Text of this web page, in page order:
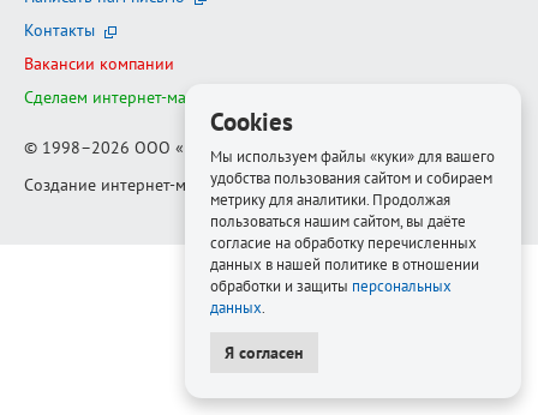
Контакты
Вакансии компании
Сделаем интернет-магазин ещё лучше
© 1998–2026 ООО «Белфорт-РМ»
Создание интернет-магазина—Медиапродукт
Cookies
Мы используем файлы «куки» для вашего
удобства пользования сайтом и собираем
метрику для аналитики. Продолжая
пользоваться нашим сайтом, вы даёте
согласие на обработку перечисленных
данных в нашей политике в отношении
обработки и защиты персональных
данных
Я согласен